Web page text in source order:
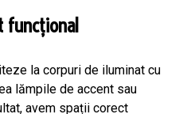
funcțional
la corpuri de iluminat cu
lămpile de accent sau
avem spații corect